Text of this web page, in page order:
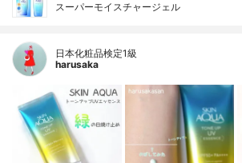
スーパーモイスチャージェル
日本化粧品検定1級
harusaka